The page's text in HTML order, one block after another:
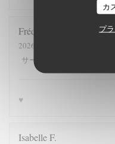
カ
プ
Frédéric
2026-08-03
サービス
♥️
IsabelleF